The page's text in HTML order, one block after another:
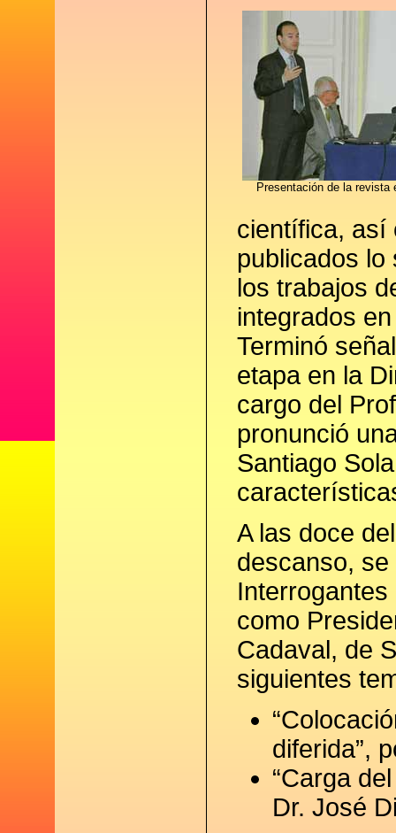
Presentación de la revista
científica, así
publicados lo
los trabajos
integrados
Terminó
etapa en la
cargo del
pronunció
Santiago
A las doce
descanso,
como
Cadaval, de
siguientes
diferida”,
“Carga
Dr. José